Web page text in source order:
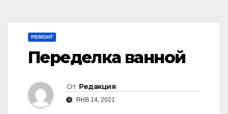
РЕМОНТ
Переделка ванной
От Редакция
ЯНВ 14, 2021